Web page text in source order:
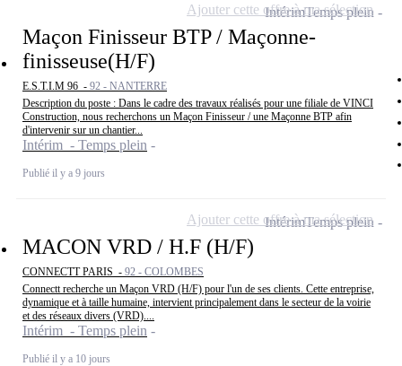
Maçon Finisseur BTP / Maçonne-
finisseuse(H/F)
E.S.T.I.M 96 - 92 - NANTERRE
Description du poste : Dans le cadre des travaux réalisés pour une filiale de VINCI
Construction, nous recherchons un Maçon Finisseur / une Maçonne BTP afin
d'intervenir sur un chantier...
Intérim - Temps plein
Publié il y a 9 jours
IntérimTemps plein
Ajouter cette offre à ma sélection
MACON VRD / H.F (H/F)
CONNECTT PARIS - 92 - COLOMBES
Connectt recherche un Maçon VRD (H/F) pour l'un de ses clients. Cette entreprise,
dynamique et à taille humaine, intervient principalement dans le secteur de la voirie
et des réseaux divers (VRD)....
Intérim - Temps plein
Publié il y a 10 jours
IntérimTemps plein
Ajouter cette offre à ma sélection